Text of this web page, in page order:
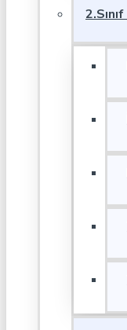
2.Sınıf